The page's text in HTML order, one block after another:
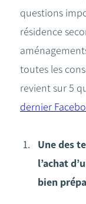
questions
résidence
toutes les
revient sur 5
dernier
Une des
l’achat
bien